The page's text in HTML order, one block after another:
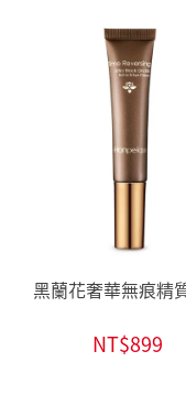
黑蘭花奢華無痕精
NT$899